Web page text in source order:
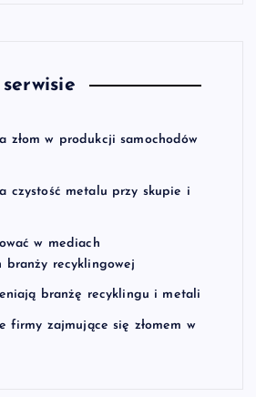
złom w produkcji samochodów
czystość metalu przy skupie i
w mediach
branży recyklingowej
branżę recyklingu i metali
firmy zajmujące się złomem w